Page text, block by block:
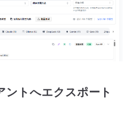
ントへエクスポート